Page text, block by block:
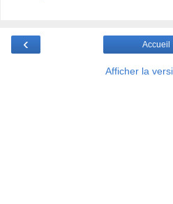
‹ Accueil
Afficher la